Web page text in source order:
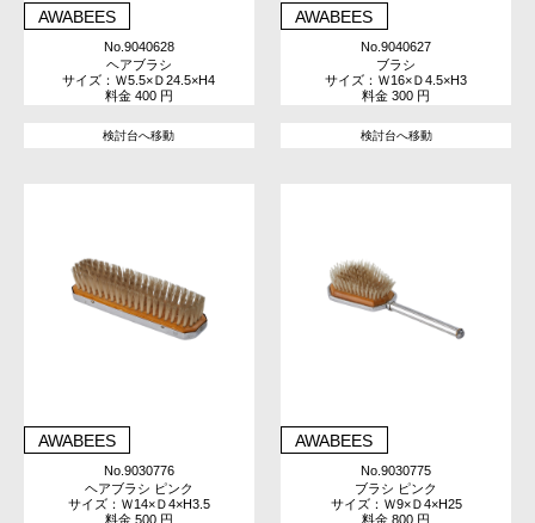
AWABEES
No.9040628
ヘアブラシ
サイズ：Ｗ5.5×Ｄ24.5×H4
料金 400 円
検討台へ移動
AWABEES
No.9040627
ブラシ
サイズ：Ｗ16×Ｄ4.5×H3
料金 300 円
検討台へ移動
AWABEES
No.9030776
ヘアブラシ ピンク
サイズ：Ｗ14×Ｄ4×H3.5
料金 500 円
AWABEES
No.9030775
ブラシ ピンク
サイズ：Ｗ9×Ｄ4×H25
料金 800 円